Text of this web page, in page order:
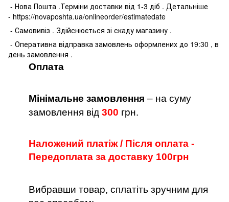
- Нова Пошта .Терміни доставки від 1-3 діб . Детальніше
- https://novaposhta.ua/onlineorder/estimatedate
- Самовивіз . Здійснюється зі скаду магазину .
- Оперативна відправка замовлень оформлених до 19:30 , в
день замовлення .
Оплата
Мінімальне замовлення – на суму
замовлення від 300 грн.
Наложений платіж / Після оплата -
Передоплата за доставку 100грн
Вибравши товар, сплатіть зручним для